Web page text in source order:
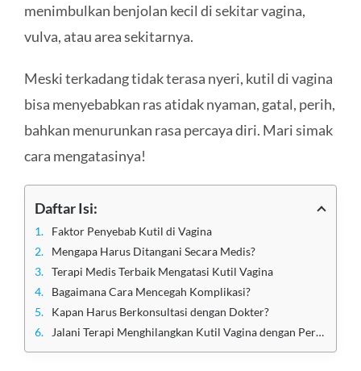
menimbulkan benjolan kecil di sekitar vagina,
vulva, atau area sekitarnya.
Meski terkadang tidak terasa nyeri, kutil di vagina
bisa menyebabkan ras atidak nyaman, gatal, perih,
bahkan menurunkan rasa percaya diri. Mari simak
cara mengatasinya!
Daftar Isi:
Faktor Penyebab Kutil di Vagina
Mengapa Harus Ditangani Secara Medis?
Terapi Medis Terbaik Mengatasi Kutil Vagina
Bagaimana Cara Mencegah Komplikasi?
Kapan Harus Berkonsultasi dengan Dokter?
Jalani Terapi Menghilangkan Kutil Vagina dengan Perawatan di Klinik Apollo Jakarta